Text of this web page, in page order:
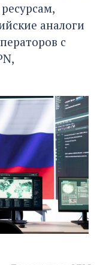
аналоги
с